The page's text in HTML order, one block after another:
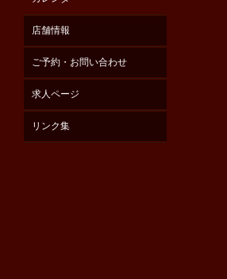
店舗情報
ご予約・お問い合わせ
求人ページ
リンク集